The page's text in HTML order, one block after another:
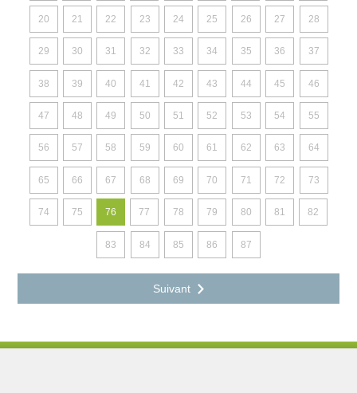
20 21 22 23 24 25 26 27 28
29 30 31 32 33 34 35 36 37
38 39 40 41 42 43 44 45 46
47 48 49 50 51 52 53 54 55
56 57 58 59 60 61 62 63 64
65 66 67 68 69 70 71 72 73
74 75 76 77 78 79 80 81 82
83 84 85 86 87